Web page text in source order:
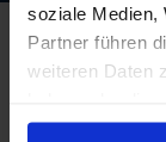
soziale Medien,
Partner führen
weiteren Daten
gesammelt